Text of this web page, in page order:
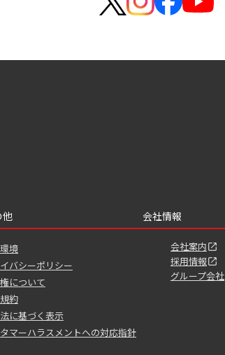
他
境
バシーポリシー
について
約
に基づく表示
マーハラスメントへの対応指針
会社情報
会社案内
採用情報
グループ会社